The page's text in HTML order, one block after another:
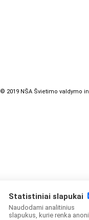
© 2019 NŠA Švietimo valdymo
Statistiniai slapukai
Naudodami analitinius
slapukus, kurie renka